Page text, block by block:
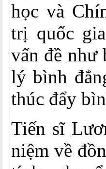
học và
trị quốc
vấn đề như
lý bình
thúc đẩy
Tiến sĩ
niệm về